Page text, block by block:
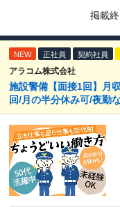
掲載
NEW 正社員 契約社員
アラコム株式会社
施設警備【面接1回】月
回/月の半分休み可/夜勤